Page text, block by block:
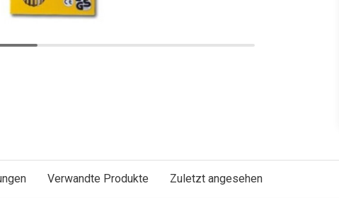
Verwandte Produkte Zuletzt angesehen